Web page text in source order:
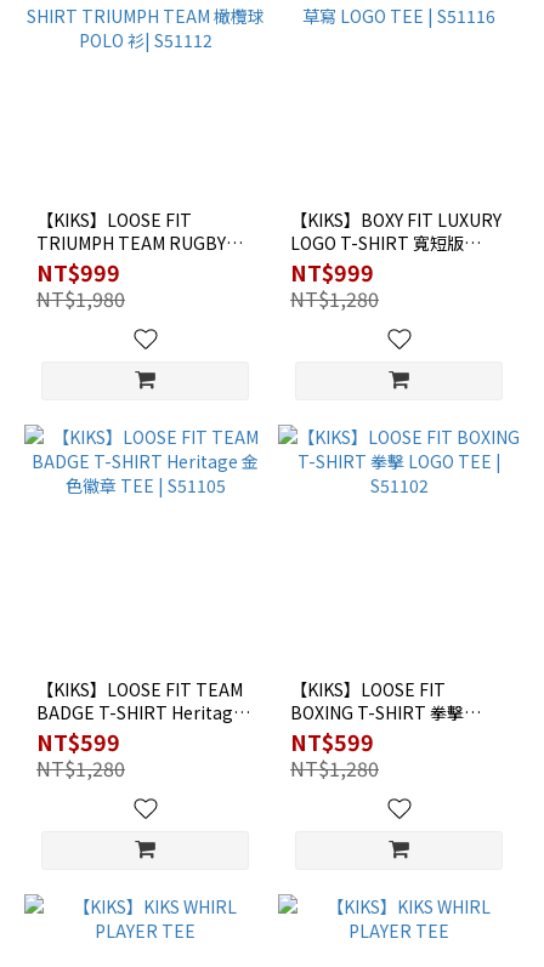
【KIKS】LOOSE FIT
TRIUMPH TEAM RUGBY
POLO SHIRT TRIUMPH
TEAM 橄欖球 POLO 衫|
S51112
NT$999
NT$1,980
【KIKS】BOXY FIT LUXURY
LOGO T-SHIRT 寬短版
LUXURY 草寫 LOGO TEE |
S51116
NT$999
NT$1,280
【KIKS】LOOSE FIT TEAM
BADGE T-SHIRT Heritage
金色徽章 TEE | S51105
NT$599
NT$1,280
【KIKS】LOOSE FIT
BOXING T-SHIRT 拳擊
LOGO TEE | S51102
NT$599
NT$1,280